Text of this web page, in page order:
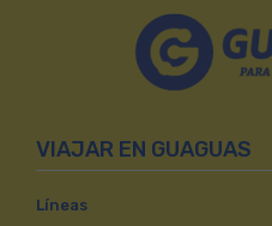
VIAJAR EN GUAGUAS
Líneas